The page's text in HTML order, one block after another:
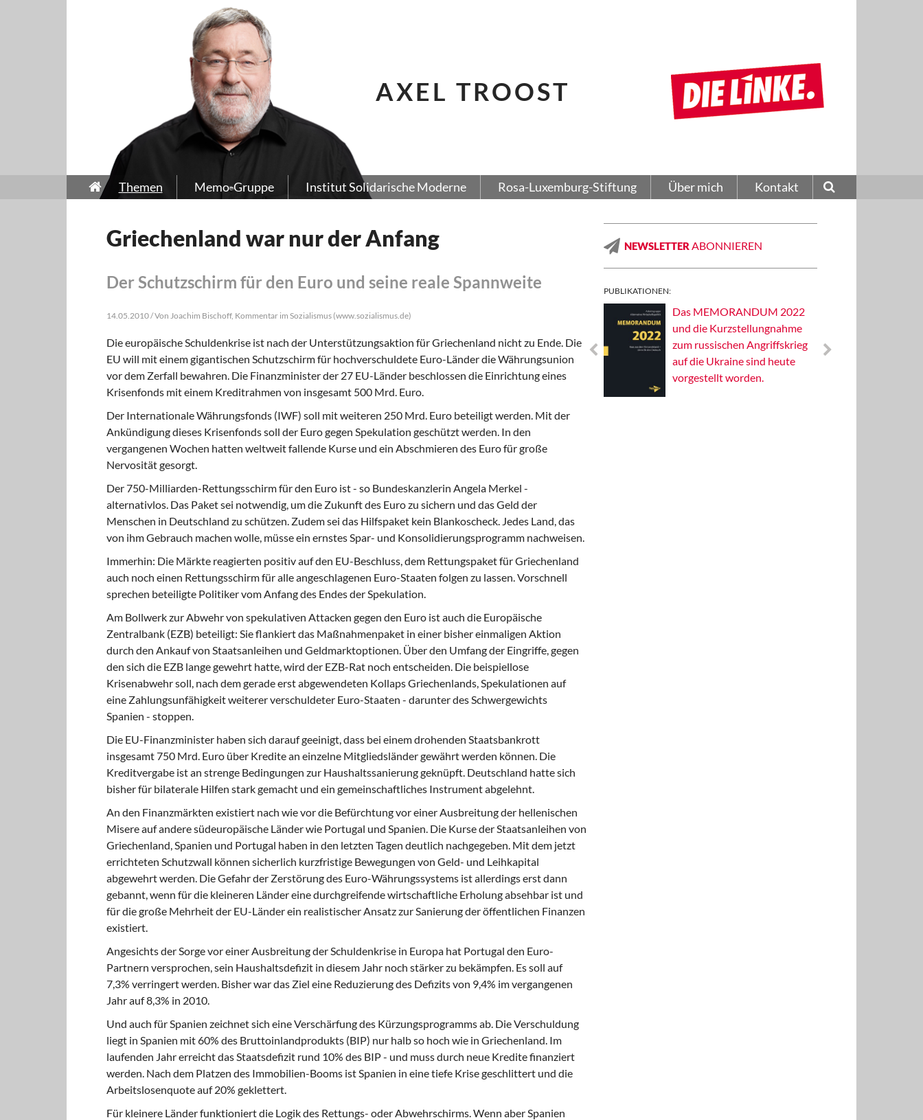
AXEL TROOST
Themen Memo-Gruppe Institut Solidarische Moderne Rosa-Luxemburg-Stiftung Über mich Kontakt
Griechenland war nur der Anfang
Der Schutzschirm für den Euro und seine reale Spannweite
14.05.2010 / Von Joachim Bischoff, Kommentar im Sozialismus (www.sozialismus.de)
Die europäische Schuldenkrise ist nach der Unterstützungsaktion für Griechenland nicht zu Ende. Die
EU will mit einem gigantischen Schutzschirm für hochverschuldete Euro-Länder die Währungsunion
vor dem Zerfall bewahren. Die Finanzminister der 27 EU-Länder beschlossen die Einrichtung eines
Krisenfonds mit einem Kreditrahmen von insgesamt 500 Mrd. Euro.
Der Internationale Währungsfonds (IWF) soll mit weiteren 250 Mrd. Euro beteiligt werden. Mit der
Ankündigung dieses Krisenfonds soll der Euro gegen Spekulation geschützt werden. In den
vergangenen Wochen hatten weltweit fallende Kurse und ein Abschmieren des Euro für große
Nervosität gesorgt.
Der 750-Milliarden-Rettungsschirmfür den Euro ist - so Bundeskanzlerin Angela Merkel -
alternativlos. Das Paket sei notwendig, um die Zukunft des Euro zu sichern und das Geld der
Menschen in Deutschland zu schützen. Zudem sei das Hilfspaket kein Blankoscheck. Jedes Land, das
von ihm Gebrauch machen wolle, müsse ein ernstes Spar- und Konsolidierungsprogramm nachweisen.
Immerhin: Die Märkte reagierten positiv auf den EU-Beschluss, dem Rettungspaket für Griechenland
auch noch einen Rettungsschirm für alle angeschlagenen Euro-Staaten folgen zu lassen. Vorschnell
sprechen beteiligte Politiker vom Anfang des Endes der Spekulation.
Am Bollwerk zur Abwehrvon spekulativen Attacken gegen den Euro ist auch die Europäische
Zentralbank (EZB) beteiligt: Sie flankiert das Maßnahmenpaket in einer bisher einmaligen Aktion
durch den Ankauf von Staatsanleihen und Geldmarktoptionen. Über den Umfang der Eingriffe, gegen
den sich die EZB lange gewehrt hatte, wird der EZB-Rat noch entscheiden. Die beispiellose
Krisenabwehr soll, nach dem gerade erst abgewendeten Kollaps Griechenlands, Spekulationen auf
eine Zahlungsunfähigkeit weiterer verschuldeter Euro-Staaten - darunter des Schwergewichts
Spanien - stoppen.
Die EU-Finanzminister haben sich darauf geeinigt, dass bei einem drohenden Staatsbankrott
insgesamt 750 Mrd. Euro über Kredite an einzelne Mitgliedsländer gewährt werden können. Die
Kreditvergabe ist an strenge Bedingungen zur Haushaltssanierung geknüpft. Deutschland hatte sich
bisher für bilaterale Hilfen stark gemacht und ein gemeinschaftliches Instrument abgelehnt.
An den Finanzmärkten existiertnach wie vor die Befürchtung vor einer Ausbreitung der hellenischen
Misere auf andere südeuropäische Länder wie Portugal und Spanien. Die Kurse der Staatsanleihen von
Griechenland, Spanien und Portugal haben in den letzten Tagen deutlich nachgegeben. Mit dem jetzt
errichteten Schutzwall können sicherlich kurzfristige Bewegungen von Geld- und Leihkapital
abgewehrt werden. Die Gefahr der Zerstörung des Euro-Währungssystems ist allerdings erst dann
gebannt, wenn für die kleineren Länder eine durchgreifende wirtschaftliche Erholung absehbar ist und
für die große Mehrheit der EU-Länder ein realistischer Ansatz zur Sanierung der öffentlichen Finanzen
existiert.
Angesichts der Sorgevor einer Ausbreitung der Schuldenkrise in Europa hat Portugal den Euro-
Partnern versprochen, sein Haushaltsdefizit in diesem Jahr noch stärker zu bekämpfen. Es soll auf
7,3% verringert werden. Bisher war das Ziel eine Reduzierung des Defizits von 9,4% im vergangenen
Jahr auf 8,3% in 2010.
Und auch für Spanien zeichnet sich eine Verschärfung des Kürzungsprogramms ab. Die Verschuldung
liegt in Spanien mit 60% des Bruttoinlandprodukts (BIP) nur halb so hoch wie in Griechenland. Im
laufenden Jahr erreicht das Staatsdefizit rund 10% des BIP - und muss durch neue Kredite finanziert
werden. Nach dem Platzen des Immobilien-Booms ist Spanien in eine tiefe Krise geschlittert und die
Arbeitslosenquote auf 20% geklettert.
Für kleinere Länder funktioniertdie Logik des Rettungs- oder Abwehrschirms. Wenn aber Spanien
NEWSLETTER ABONNIEREN
PUBLIKATIONEN:
Das MEMORANDUM 2022
und die Kurzstellungnahme
zum russischen Angriffskrieg
auf die Ukraine sind heute
vorgestellt worden.